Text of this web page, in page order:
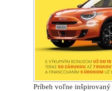
Príbeh voľne inšpirovaný